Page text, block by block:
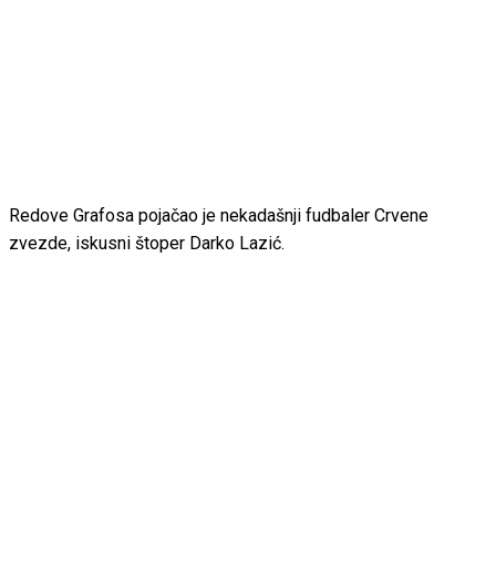
Redove Grafosa pojačao je nekadašnji fudbaler Crvene
zvezde, iskusni štoper Darko Lazić.